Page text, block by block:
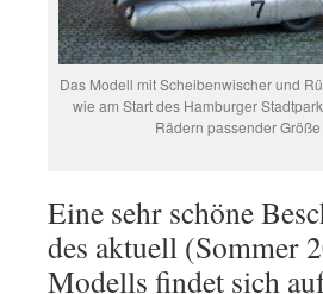
Das Modell mit Scheibenwischer und
wie am Start des Hamburger
Rädern passender Größe
Eine sehr schöne
des aktuell (Sommer
Modells findet sich